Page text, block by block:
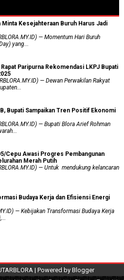
Minta Kesejahteraan Buruh Harus Jadi
— Momentum Hari Buruh
yang...
Rapat Paripurna Rekomendasi LKPJ Bupati
— Dewan Perwakilan Rakyat
Bupati Sampaikan Tren Positif Ekonomi
— Bupati Blora Arief Rohman
Cepu Awasi Progres Pembangunan
Merah Putih
— Untuk mendukung kelancaran
Budaya Kerja dan Efisiensi Energi
— Kebijakan Transformasi Budaya Kerja
| Powered by Blogger